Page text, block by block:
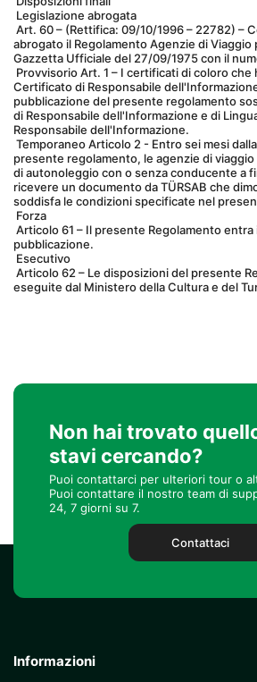
Legislazione abrogata
abrogato il Regolamento Agenzie di Viaggio
Gazzetta Ufficiale del 27/09/1975 con il
Certificato di Responsabile
pubblicazione del presente regolamento
di Responsabile dell'Informazione e di
Responsabile dell'Informazione.
presente regolamento, le agenzie di
di autonoleggio con o senza conducente a
ricevere un documento da TÜRSAB che
soddisfa le condizioni specificate nel
Forza
pubblicazione.
Esecutivo
eseguite dal Ministero della Cultura e del
Non hai trovato
stavi cercando?
Puoi contattarci per ulteriori tour o
Puoi contattare il nostro team di
24, 7 giorni su 7.
Contattaci
Informazioni